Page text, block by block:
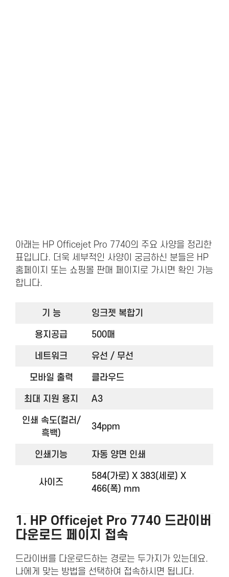
아래는 HP Officejet Pro 7740의 주요 사양을 정리한
표입니다. 더욱 세부적인 사양이 궁금하신 분들은 HP
홈페이지 또는 쇼핑몰 판매 페이지로 가시면 확인 가능
합니다.
기 능 잉크젯 복합기
용지공급 500매
네트워크 유선 / 무선
모바일 출력 클라우드
최대 지원 용지 A3
인쇄 속도(컬러/
흑백)
34ppm
인쇄기능 자동 양면 인쇄
사이즈
584(가로) X 383(세로) X
466(폭) mm
1. HP Officejet Pro 7740 드라이버
다운로드 페이지 접속
드라이버를 다운로드하는 경로는 두가지가 있는데요.
나에게 맞는 방법을 선택하여 접속하시면 됩니다.